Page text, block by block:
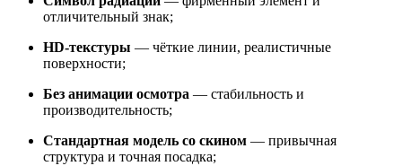
отличительный знак;
HD-текстуры — чёткие линии, реалистичные
поверхности;
Без анимации осмотра — стабильность и
производительность;
Стандартная модель со скином — привычная
структура и точная посадка;